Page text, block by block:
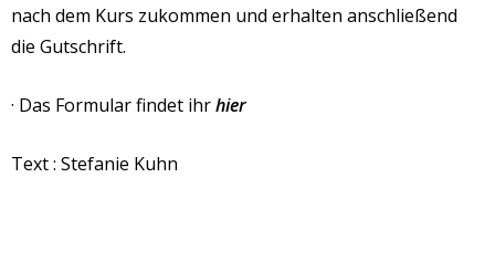
nach dem Kurs zukommen und erhalten anschließend
die Gutschrift.
· Das Formular findet ihrhier
Text : Stefanie Kuhn